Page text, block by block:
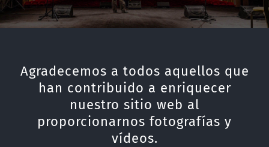
Agradecemos a todos aquellos que
han contribuido a enriquecer
nuestro sitio web al
proporcionarnos fotografías y
vídeos.